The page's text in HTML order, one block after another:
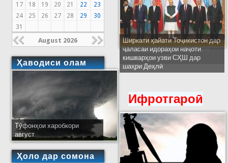
17
18 19 20 21 22
23
24
25 26 27 28 29
30
31
August 2026
Ҳаводиси олам
Тӯфонҳои харобкори
август
Ҳоло дар сомона
Ширкати ҳайати Тоҷикистон дар
ҷаласаи идораҳои наҷоти
кишварҳои узви СҲШ дар
шаҳри Деҳлӣ
Ифротгароӣ